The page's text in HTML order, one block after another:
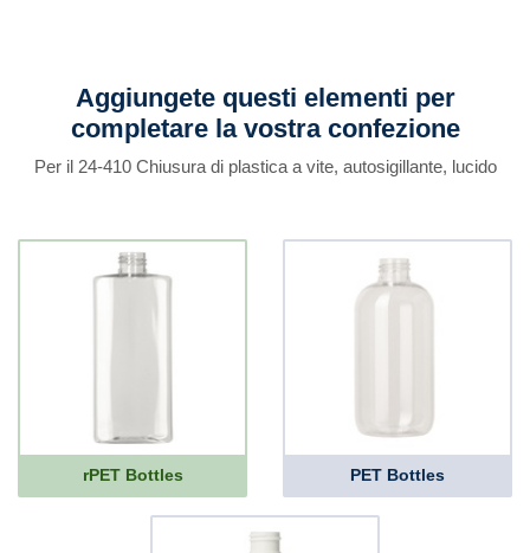
Aggiungete questi elementi per
completare la vostra confezione
Per il 24-410 Chiusura di plastica a vite, autosigillante, lucido
rPET Bottles PET Bottles